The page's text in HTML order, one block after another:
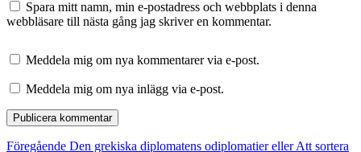
Spara mitt namn, min e-postadress och webbplats i denna
webbläsare till nästa gång jag skriver en kommentar.
Meddela mig om nya kommentarer via e-post.
Meddela mig om nya inlägg via e-post.
Föregående Föregående
Den grekiska diplomatens odiplomatier eller Att sortera